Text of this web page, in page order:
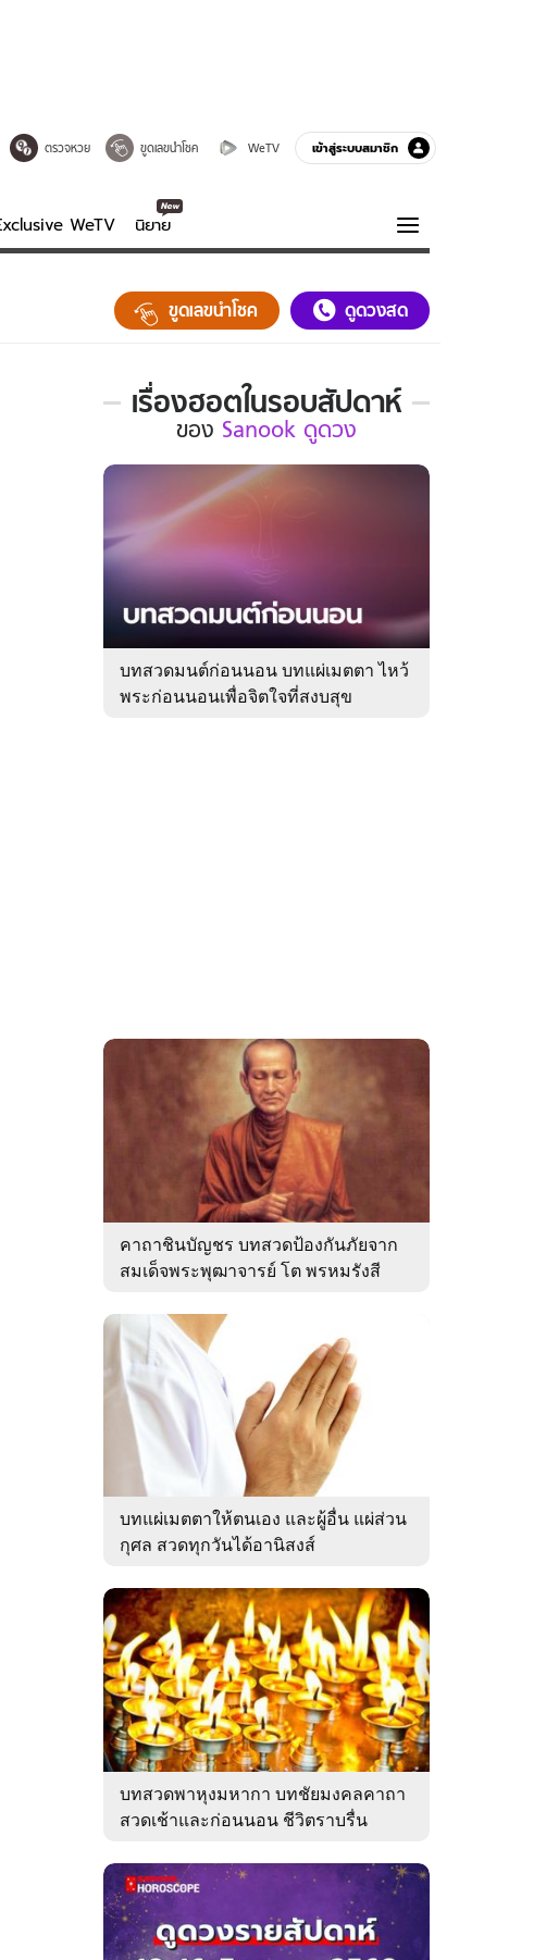
ตรวจหวย ขูดเลขนำโชค WeTV เข้าสู่ระบบสมาชิก
WeTV นิยาย
คสต์
WeTV
ความรู้รอบตัว
ฮาวทู
ขูดเลขนำโชค ดูดวงสด
เรื่องฮอตในรอบสัปดาห์
เรื่อง
ใน
รอบ
ของ
Sanook
ดูด
ของ Sanook ดูดวง
บทสวดมนต์ก่อนนอน บทแผ่เมตตา ไหว้
พระก่อนนอนเพื่อจิตใจที่สงบสุข
คาถาชินบัญชร บทสวดป้องกันภัยจาก
สมเด็จพระพุฒาจารย์ โต พรหมรังสี
บทแผ่เมตตาให้ตนเอง และผู้อื่น แผ่ส่วน
กุศล สวดทุกวันได้อานิสงส์
บทสวดพาหุงมหากา บทชัยมงคลคาถา
สวดเช้าและก่อนนอน ชีวิตราบรื่น